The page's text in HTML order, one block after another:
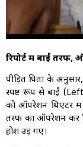
रिपोर्ट में बाईं
पीड़ित पिता के अनुसार,
स्पष्ट रूप से बाईं
को ऑपरेशन थिएटर में
तरफ का ऑपरेशन कर
होश उड़ गए।